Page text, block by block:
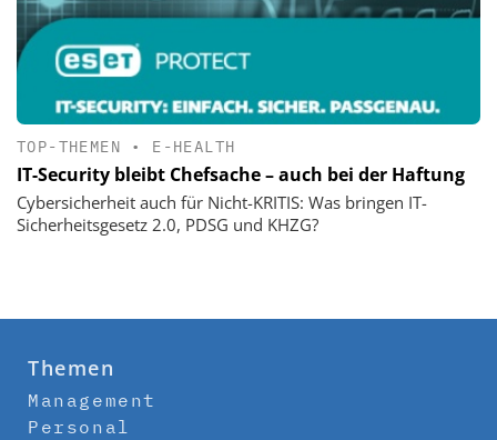
TOP-THEMEN • E-HEALTH
IT-Security bleibt Chefsache – auch bei der Haftung
Cybersicherheit auch für Nicht-KRITIS: Was bringen IT-
Sicherheitsgesetz 2.0, PDSG und KHZG?
Themen
Management
Personal